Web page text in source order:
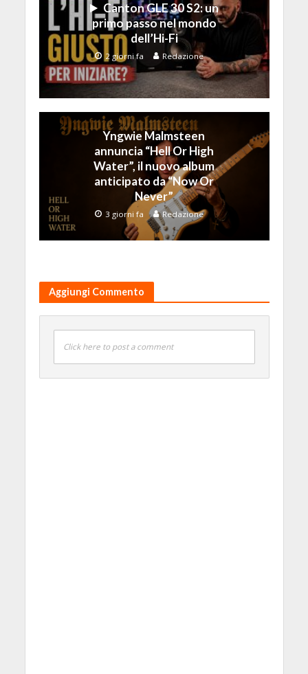
Canton GLE 30 S2: un
primo passo nel mondo
dell’Hi-Fi
2 giorni fa Redazione
Yngwie Malmsteen
annuncia “Hell Or High
Water”, il nuovo album
anticipato da “Now Or
Never”
3 giorni fa Redazione
Aggiungi Commento
Click here to post a comment